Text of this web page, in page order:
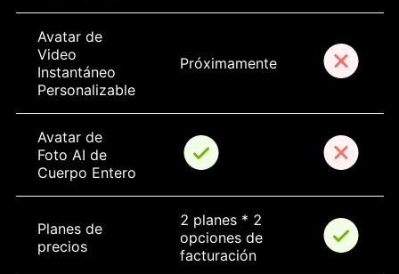
Avatar de
Video
Instantáneo
Personalizable
Próximamente
Avatar de
Foto AI de
Cuerpo Entero
Planes de
precios
2 planes * 2
opciones de
facturación